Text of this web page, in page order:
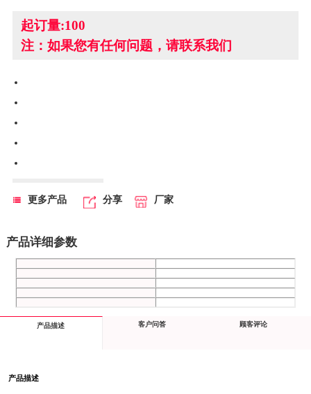
起订量:100
注：如果您有任何问题，请联系我们
更多产品 分享 厂家
产品详细参数
产品描述 客户问答 顾客评论
产品描述